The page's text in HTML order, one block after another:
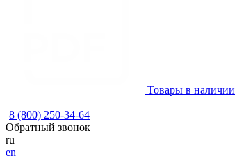
Товары в наличии
8 (800) 250-34-64
Обратный звонок
ru
en